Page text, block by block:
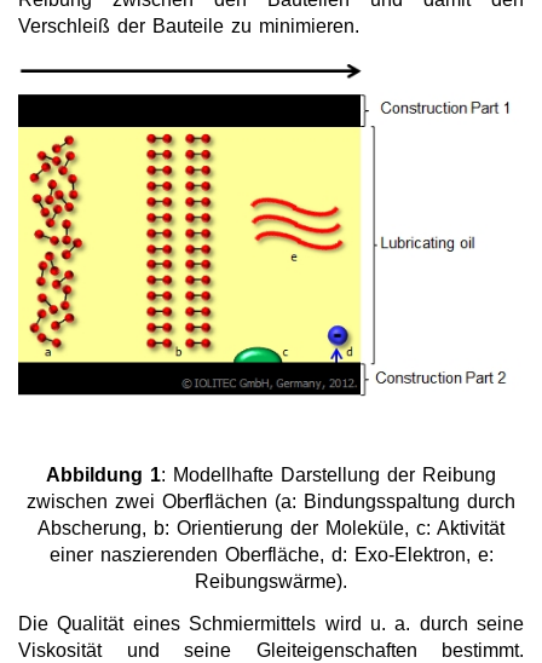
Produkthighlights
Technologie
Ionische Flüssigkeiten
Funktionsfluide & Additive
Antistatik
Schmiermittel
Ionic Liquids for CO2 capture
ILs für Raumfahrt-Technologien
Photopolymerizable Ionic Liquids
Supported Ionic Liquids
Recovery of metals with Ionic Liquids
Wärmeträgermedien / Thermofluide
Verschleiß der Bauteile zu minimieren.
Abbildung 1: Modellhafte Darstellung der Reibung
zwischen zwei Oberflächen (a: Bindungsspaltung durch
Abscherung, b: Orientierung der Moleküle, c: Aktivität
einer naszierenden Oberfläche, d: Exo-Elektron, e:
Reibungswärme).
Die Qualität eines Schmiermittels wird u. a. durch seine
Viskosität und seine Gleiteigenschaften bestimmt.